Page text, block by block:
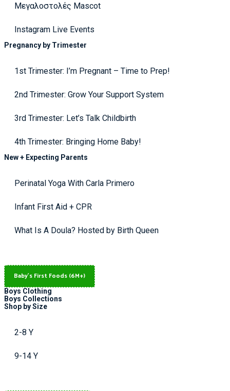
Μεγαλοστολές Mascot
Instagram Live Events
Pregnancy by Trimester
1st Trimester: I’m Pregnant – Time to Prep!
2nd Trimester: Grow Your Support System
3rd Trimester: Let’s Talk Childbirth
4th Trimester: Bringing Home Baby!
New + Expecting Parents
Perinatal Yoga With Carla Primero
Infant First Aid + CPR
What Is A Doula? Hosted by Birth Queen
Baby's First Foods (6M+)
Boys Clothing
Boys Collections
Shop by Size
2-8 Y
9-14 Y